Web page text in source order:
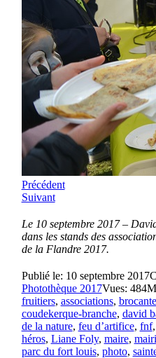
Précédent
Suivant
Le 10 septembre 2017 –
dans les stands des
de la Flandre 2017.
Publié le: 10 septembre 2017
Photothèque 2017Vues: 484
fruitiers, associations, brocante
coudekerque-branche, david
de la nature, feu d’artifice, fnf,
héros, Liane Foly, maire,
parc du fort louis, photo,